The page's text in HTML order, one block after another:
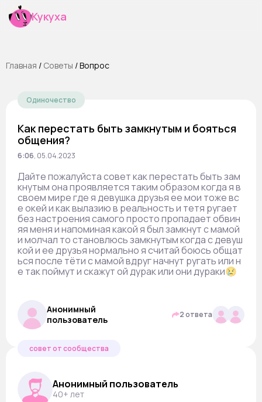
Кукуха
Главная / Cоветы /Вопрос
Одиночество
Как перестать быть замкнутым и бояться
общения?
6:06, 05.04.2023
Дайте пожалуйста совет как перестать быть зам
кнутым она проявляется таким образом когда я в
своем мире где я девушка друзья ее мои тоже вс
е окей и как вылазию в реальность и тетя ругает
без настроения самого просто пропадает обвин
яя меня и напоминая какой я был замкнут с мамой
и молчал то становлюсь замкнутым когда с девуш
кой и ее друзья нормально я считай боюсь общат
ься после тёти с мамой вдруг начнут ругать или н
е так поймут и скажут ой дурак или они дураки😢
Анонимный
пользователь
2 ответа
совет от сообщества
Анонимный пользователь
40+ лет